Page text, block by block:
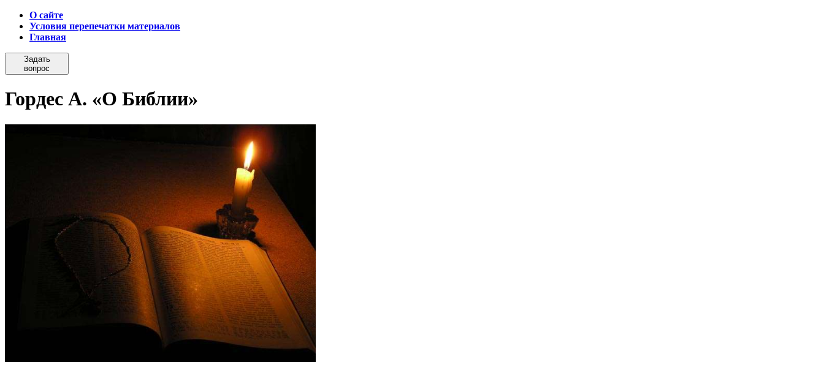
О сайте
Условия перепечатки материалов
Главная
Задать
вопрос
Гордес А. «О Библии»